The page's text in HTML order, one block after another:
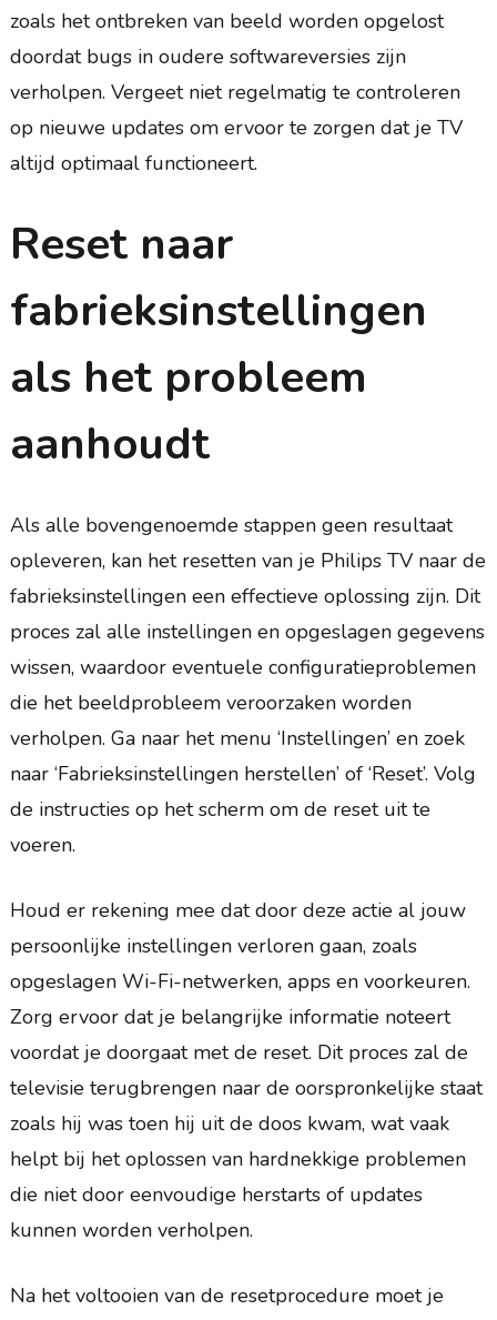
zoals het ontbreken van beeld worden opgelost
doordat bugs in oudere softwareversies zijn
verholpen. Vergeet niet regelmatig te controleren
op nieuwe updates om ervoor te zorgen dat je TV
altijd optimaal functioneert.
Reset naar
fabrieksinstellingen
als het probleem
aanhoudt
Als alle bovengenoemde stappen geen resultaat
opleveren, kan het resetten van je Philips TV naar de
fabrieksinstellingen een effectieve oplossing zijn. Dit
proces zal alle instellingen en opgeslagen gegevens
wissen, waardoor eventuele configuratieproblemen
die het beeldprobleem veroorzaken worden
verholpen. Ga naar het menu ‘Instellingen’ en zoek
naar ‘Fabrieksinstellingen herstellen’ of ‘Reset’. Volg
de instructies op het scherm om de reset uit te
voeren.
Houd er rekening mee dat door deze actie al jouw
persoonlijke instellingen verloren gaan, zoals
opgeslagen Wi-Fi-netwerken, apps en voorkeuren.
Zorg ervoor dat je belangrijke informatie noteert
voordat je doorgaat met de reset. Dit proces zal de
televisie terugbrengen naar de oorspronkelijke staat
zoals hij was toen hij uit de doos kwam, wat vaak
helpt bij het oplossen van hardnekkige problemen
die niet door eenvoudige herstarts of updates
kunnen worden verholpen.
Na het voltooien van de resetprocedure moet je